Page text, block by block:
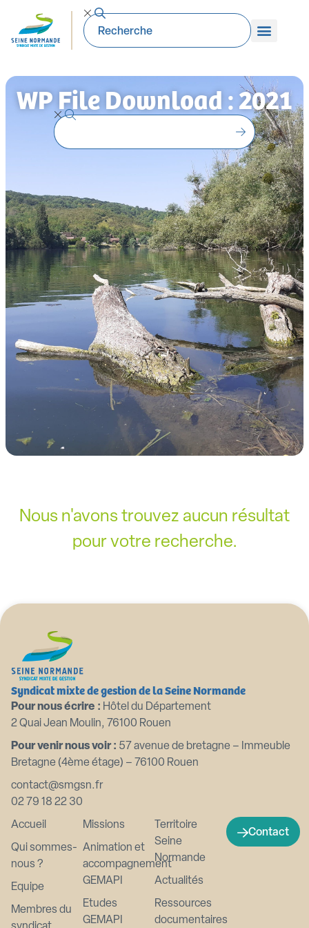
WP File Download : 2021
Nous n'avons trouvez aucun résultat
pour votre recherche.
Syndicat mixte de gestion de la Seine Normande
Pour nous écrire : Hôtel du Département
2 Quai Jean Moulin, 76100 Rouen
Pour venir nous voir : 57 avenue de bretagne – Immeuble
Bretagne (4ème étage) – 76100 Rouen
contact@smgsn.fr
02 79 18 22 30
Accueil
Qui sommes-
nous ?
Equipe
Membres du
Missions
Animation et
accompagnement
GEMAPI
Etudes
GEMAPI
Territoire
Seine
Normande
Actualités
Ressources
documentaires
Contact